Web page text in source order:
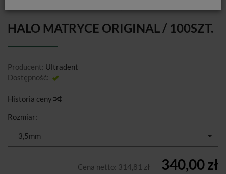
HALO MATRYCE ORIGINAL / 100SZT.
Producent: Ultradent
Dostępność:
Historia ceny
Rozmiar:
3,5mm
Cena netto: 314,81 zł 340,00 zł